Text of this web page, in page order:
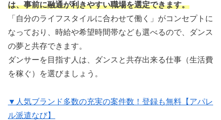
は、事前に融通が利きやすい職場を選定できます。
「自分のライフスタイルに合わせて働く」がコンセプトに
なっており、時給や希望時間帯なども選べるので、ダンス
の夢と共存できます。
ダンサーを目指す人は、ダンスと共存出来る仕事（生活費
を稼ぐ）を選びましょう。
▼人気ブランド多数の充実の案件数！登録も無料【アパレ
ル派遣なび】